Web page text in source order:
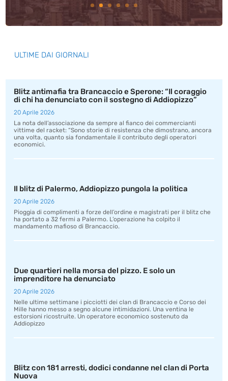
ULTIME DAI GIORNALI
Blitz antimafia tra Brancaccio e Sperone: “Il coraggio
di chi ha denunciato con il sostegno di Addiopizzo”
20 Aprile 2026
La nota dell’associazione da sempre al fianco dei commercianti
vittime del racket: “Sono storie di resistenza che dimostrano, ancora
una volta, quanto sia fondamentale il contributo degli operatori
economici.
Il blitz di Palermo, Addiopizzo pungola la politica
20 Aprile 2026
Pioggia di complimenti a forze dell’ordine e magistrati per il blitz che
ha portato a 32 fermi a Palermo. L’operazione ha colpito il
mandamento mafioso di Brancaccio.
Due quartieri nella morsa del pizzo. E solo un
imprenditore ha denunciato
20 Aprile 2026
Nelle ultime settimane i picciotti dei clan di Brancaccio e Corso dei
Mille hanno messo a segno alcune intimidazioni. Una ventina le
estorsioni ricostruite. Un operatore economico sostenuto da
Addiopizzo
Blitz con 181 arresti, dodici condanne nel clan di Porta
Nuova